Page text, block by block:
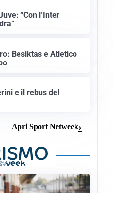
“Con l’Inter
Besiktas e Atletico
e il rebus del
Apri Sport Netweek